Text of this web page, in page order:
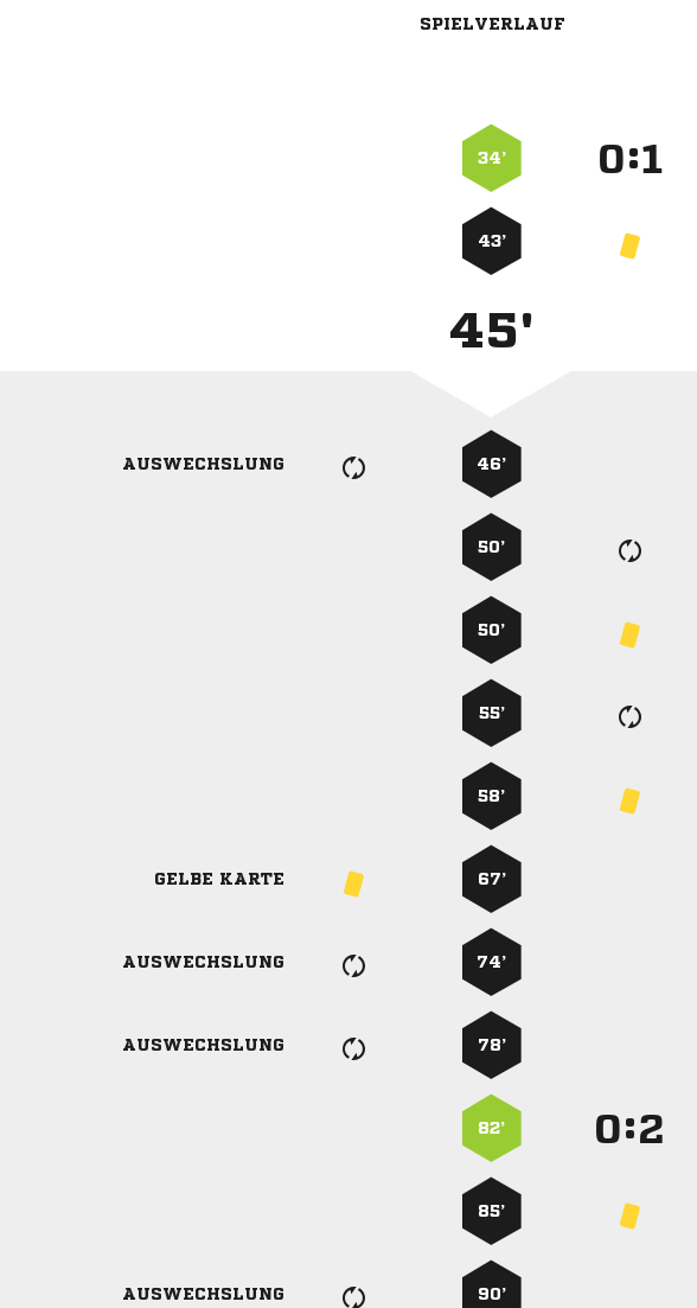
SPIELVERLAUF
34’ :
43’
45'
AUSWECHSLUNG 46’
50’
50’
55’
58’
GELBE KARTE 67’
AUSWECHSLUNG 74’
AUSWECHSLUNG 78’
82’ :
85’
AUSWECHSLUNG 90’